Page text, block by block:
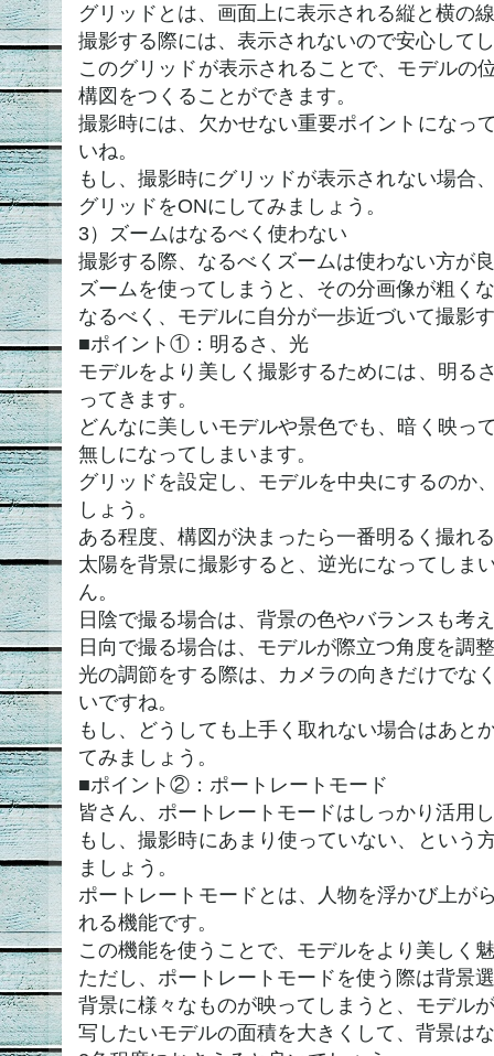
グリッドとは、画面上に表示される縦と横の
撮影する際には、表示されないので安心して
このグリッドが表示されることで、モデルの
構図をつくることができます。
撮影時には、欠かせない重要ポイントになっ
いね。
もし、撮影時にグリッドが表示されない場合
グリッドをONにしてみましょう。
3）ズームはなるべく使わない
撮影する際、なるべくズームは使わない方が
ズームを使ってしまうと、その分画像が粗く
なるべく、モデルに自分が一歩近づいて撮影
■ポイント①：明るさ、光
モデルをより美しく撮影するためには、明る
ってきます。
どんなに美しいモデルや景色でも、暗く映っ
無しになってしまいます。
グリッドを設定し、モデルを中央にするのか
しょう。
ある程度、構図が決まったら一番明るく撮れ
太陽を背景に撮影すると、逆光になってしま
ん。
日陰で撮る場合は、背景の色やバランスも考
日向で撮る場合は、モデルが際立つ角度を調
光の調節をする際は、カメラの向きだけでな
いですね。
もし、どうしても上手く取れない場合はあと
てみましょう。
■ポイント②：ポートレートモード
皆さん、ポートレートモードはしっかり活用
もし、撮影時にあまり使っていない、という
ましょう。
ポートレートモードとは、人物を浮かび上が
れる機能です。
この機能を使うことで、モデルをより美しく
ただし、ポートレートモードを使う際は背景
背景に様々なものが映ってしまうと、モデル
写したいモデルの面積を大きくして、背景は